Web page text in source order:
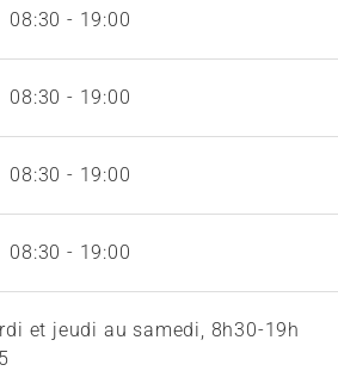
08:30 - 19:00
08:30 - 19:00
08:30 - 19:00
08:30 - 19:00
et jeudi au samedi, 8h30-19h